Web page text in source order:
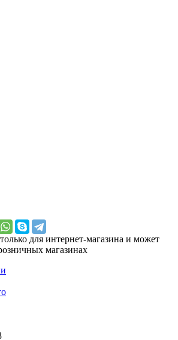
для интернет-магазина и может
магазинах